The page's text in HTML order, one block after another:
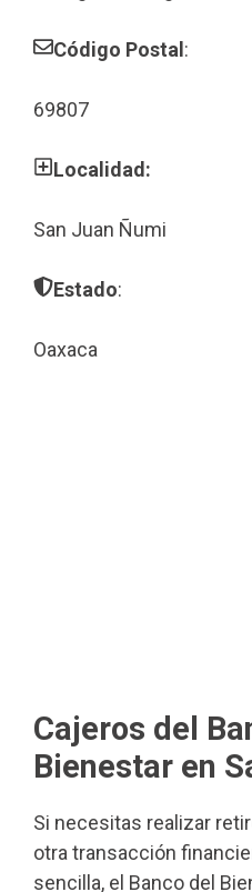
Código Postal :
69807
Localidad:
San Juan Ñumi
Estado:
Oaxaca
Cajeros del
Bienestar en
Si necesitas realizar
otra transacción
sencilla, el Banco del